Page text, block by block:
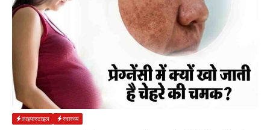
लाइफस्टाइल स्वास्थ्य